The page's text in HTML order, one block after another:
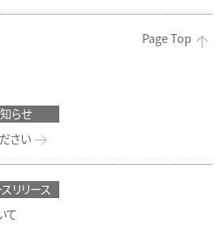
Page Top
らせ
さい
リリース
て